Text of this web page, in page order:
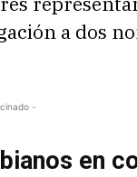
a dos
-
en